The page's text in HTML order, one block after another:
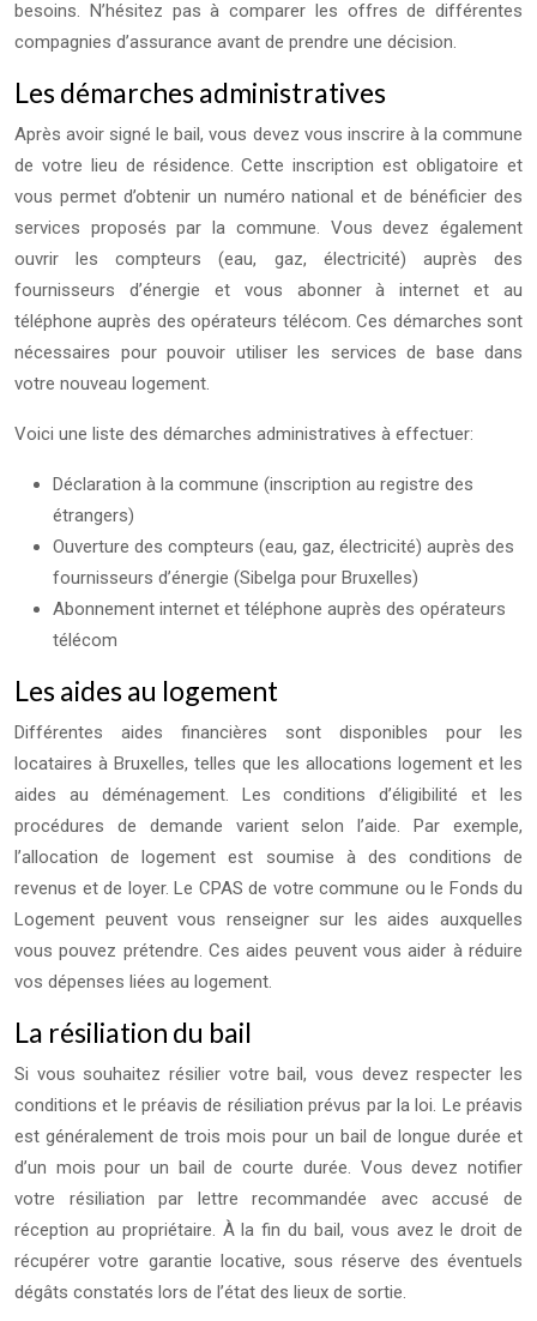
besoins. N’hésitez pas à comparer les offres de différentes
compagnies d’assurance avant de prendre une décision.
Les démarches administratives
Après avoir signé le bail, vous devez vous inscrire à la commune
de votre lieu de résidence. Cette inscription est obligatoire et
vous permet d’obtenir un numéro national et de bénéficier des
services proposés par la commune. Vous devez également
ouvrir les compteurs (eau, gaz, électricité) auprès des
fournisseurs d’énergie et vous abonner à internet et au
téléphone auprès des opérateurs télécom. Ces démarches sont
nécessaires pour pouvoir utiliser les services de base dans
votre nouveau logement.
Voici une liste des démarches administratives à effectuer:
Déclaration à la commune (inscription au registre des
étrangers)
Ouverture des compteurs (eau, gaz, électricité) auprès des
fournisseurs d’énergie (Sibelga pour Bruxelles)
Abonnement internet et téléphone auprès des opérateurs
télécom
Les aides au logement
Différentes aides financières sont disponibles pour les
locataires à Bruxelles, telles que les allocations logement et les
aides au déménagement. Les conditions d’éligibilité et les
procédures de demande varient selon l’aide. Par exemple,
l’allocation de logement est soumise à des conditions de
revenus et de loyer. Le CPAS de votre commune ou le Fonds du
Logement peuvent vous renseigner sur les aides auxquelles
vous pouvez prétendre. Ces aides peuvent vous aider à réduire
vos dépenses liées au logement.
La résiliation du bail
Si vous souhaitez résilier votre bail, vous devez respecter les
conditions et le préavis de résiliation prévus par la loi. Le préavis
est généralement de trois mois pour un bail de longue durée et
d’un mois pour un bail de courte durée. Vous devez notifier
votre résiliation par lettre recommandée avec accusé de
réception au propriétaire. À la fin du bail, vous avez le droit de
récupérer votre garantie locative, sous réserve des éventuels
dégâts constatés lors de l’état des lieux de sortie.